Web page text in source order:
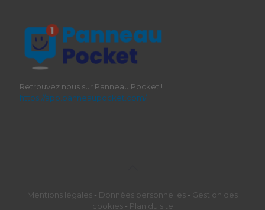
Retrouvez nous sur Panneau Pocket !
https://app.panneaupocket.com/
Mentions légales - Données personnelles - Gestion des
cookies- Plan du site